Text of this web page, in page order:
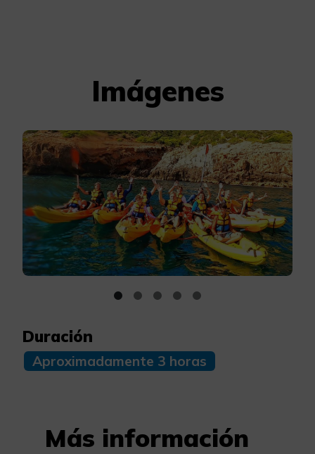
Imágenes
Duración
Aproximadamente 3 horas
Más información